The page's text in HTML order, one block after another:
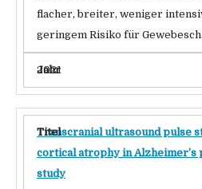
flacher, breiter, weniger
geringem Risiko für
2021
Transcranial ultrasound pulse
cortical atrophy in Alzheimer’s
study